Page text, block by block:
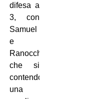
difesa a
3, con
Samuel
e
Ranocchia
che si
contendono
una